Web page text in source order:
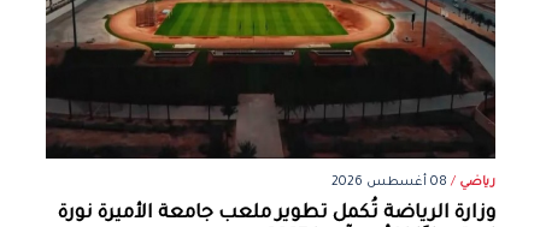
رياضي / 08 أغسطس 2026
وزارة الرياضة تُكمل تطوير ملعب جامعة الأميرة نورة